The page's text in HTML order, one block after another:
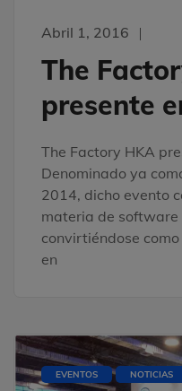
Abril 1, 2016
The
presente
The Factory HKA
Denominado ya
2014, dicho evento
materia de
convirtiéndose
en
EVENTOS NOTICIAS